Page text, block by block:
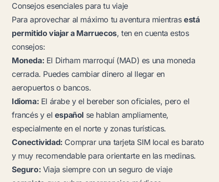
Consejos esenciales para tu viaje
Para aprovechar al máximo tu aventura mientrasestá
permitido viajar a Marruecos, ten en cuenta estos
consejos:
Moneda: El Dirham marroquí (MAD) es una moneda
cerrada. Puedes cambiar dinero al llegar en
aeropuertos o bancos.
Idioma: El árabe y el bereber son oficiales, pero el
francés y el español se hablan ampliamente,
especialmente en el norte y zonas turísticas.
Conectividad: Comprar una tarjeta SIM local es barato
y muy recomendable para orientarte en las medinas.
Seguro: Viaja siempre con un seguro de viaje